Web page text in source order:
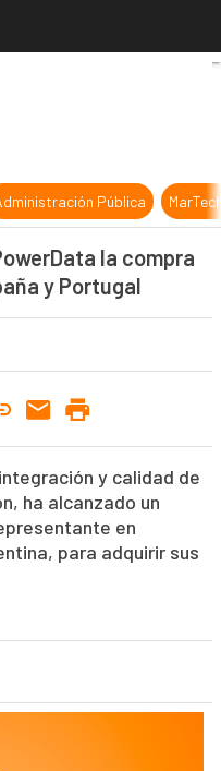
acuerda con
Pública
la compra
y Portugal
y calidad de
ha alcanzado un
en
para adquirir sus